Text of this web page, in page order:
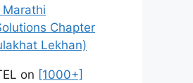
Marathi
Chapter
Lekhan)
on [1000+]